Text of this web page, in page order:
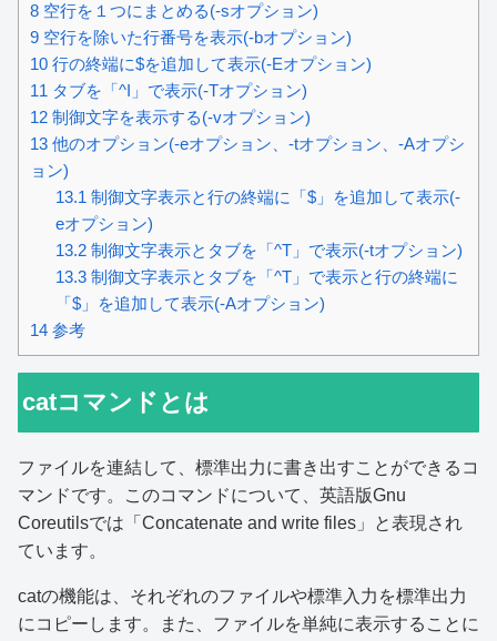
8 空行を１つにまとめる(-sオプション)
9 空行を除いた行番号を表示(-bオプション)
10 行の終端に$を追加して表示(-Eオプション)
11 タブを「^I」で表示(-Tオプション)
12 制御文字を表示する(-vオプション)
13 他のオプション(-eオプション、-tオプション、-Aオプシ
ョン)
13.1 制御文字表示と行の終端に「$」を追加して表示(-
eオプション)
13.2制御文字表示とタブを「^T」で表示(-tオプション)
13.3制御文字表示とタブを「^T」で表示と行の終端に
「$」を追加して表示(-Aオプション)
14 参考
catコマンドとは
ファイルを連結して、標準出力に書き出すことができるコ
マンドです。このコマンドについて、英語版Gnu
Coreutilsでは「Concatenate and write files」と表現され
ています。
catの機能は、それぞれのファイルや標準入力を標準出力
にコピーします。また、ファイルを単純に表示することに